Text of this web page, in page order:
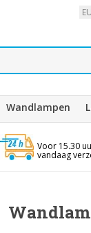
Wandlampen
Voor 15.30
vandaag